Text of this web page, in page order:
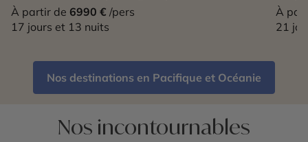
À partir de 6990 € /pers
17 jours et 13 nuits
À
21
Nos destinations en Pacifique et Océanie
Nos incontournables